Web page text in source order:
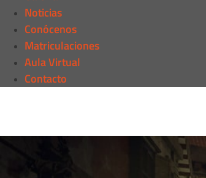
Noticias
Conócenos
Matriculaciones
Aula Virtual
Contacto